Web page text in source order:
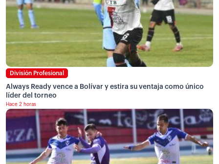
División Profesional
Always Ready vence a Bolívar y estira su ventaja como único
líder del torneo
Hace 2 horas